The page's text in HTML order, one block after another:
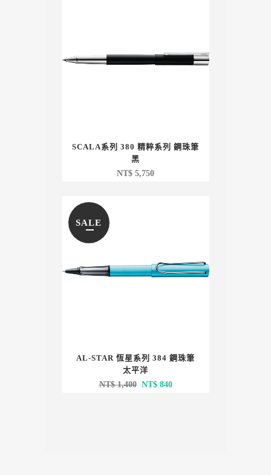
SCALA系列 380 精粹系列 鋼珠筆
黑
NT$ 5,750
SALE
AL-STAR 恆星系列 384 鋼珠筆
太平洋
NT$1,400 原
NT$840目